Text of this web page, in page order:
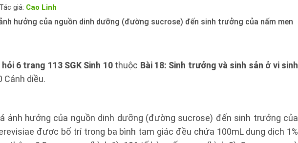
giả: Cao Linh
hưởng của nguồn dinh dưỡng (đường sucrose) đến sinh trưởng của nấm men
6 trang 113 SGK Sinh 10thuộc Bài 18: Sinh trưởng và sinh sản ở vi sinh
Cánh diều.
ảnh hưởng của nguồn dinh dưỡng (đường sucrose) đến sinh trưởng của
được bố trí trong ba bình tam giác đều chứa 100mL dung dịch 1%